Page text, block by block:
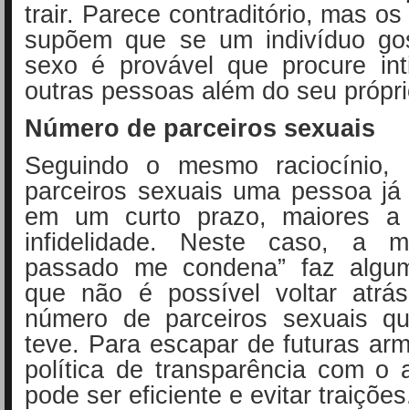
trair. Parece contraditório, mas
supõem que se um indivíduo
sexo é provável que procure
outras pessoas além do seu
Número de parceiros sexuais
Seguindo o mesmo raciocínio,
parceiros sexuais uma pessoa
em um curto prazo, maiores
infidelidade. Neste caso, a
passado me condena” faz
que não é possível voltar
número de parceiros sexuais
teve. Para escapar de futuras
política de transparência com o
pode ser eficiente e evitar